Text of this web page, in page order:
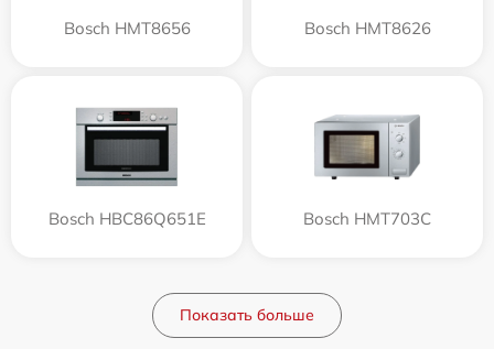
Bosch HMT8656 Bosch HMT8626
Bosch HBC86Q651E Bosch HMT703C
Показать больше